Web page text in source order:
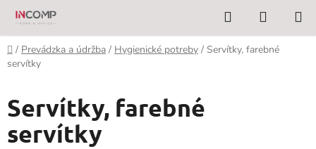
Prejsť
obsah
Hľadať
KOŠÍK
Domov
/ Prevádzka a údržba / Hygienické potreby / Servítky, farebné
servítky
Servítky, farebné
servítky